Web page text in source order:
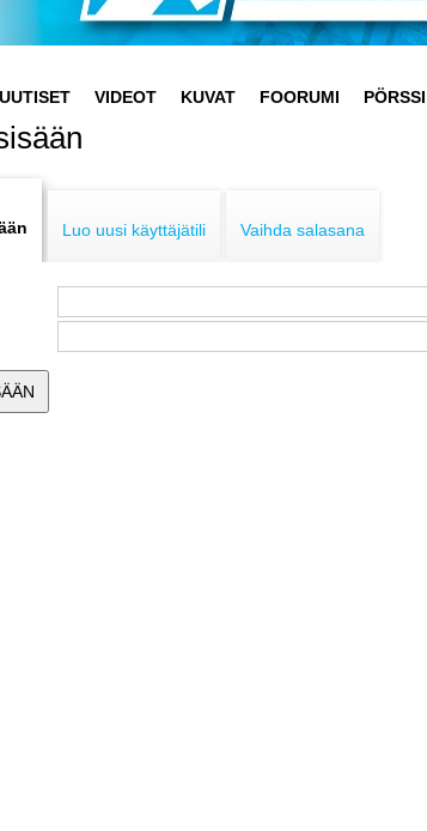
UUTISET VIDEOT KUVAT FOORUMI PÖRSSI
Luo uusi käyttäjätili Vaihda salasana